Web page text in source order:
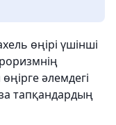
өңірі үшінші
әлемдегі
тапқандардың